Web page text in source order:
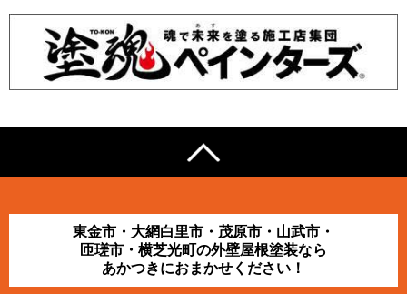
東金市・大網白里市・茂原市・山武市・
匝瑳市・横芝光町の外壁屋根塗装なら
あかつきにおまかせください！